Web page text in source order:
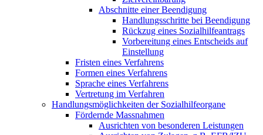
Abschnitte einer Beendigung
Handlungsschritte bei Beendigung
Rückzug eines Sozialhilfeantrags
Vorbereitung eines Entscheids auf
Einstellung
Fristen eines Verfahrens
Formen eines Verfahrens
Sprache eines Verfahrens
Vertretung im Verfahren
Handlungsmöglichkeiten der Sozialhilfeorgane
Fördernde Massnahmen
Ausrichten von besonderen Leistungen